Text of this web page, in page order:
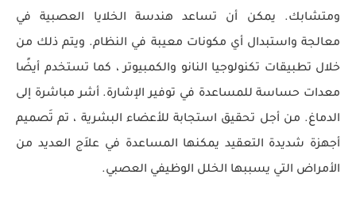
ومتشابك. يمكن أن تساعد هندسة الخلايا العصبية في
معالجة واستبدال أي مكونات معيبة في النظام. ويتم ذلك من
خلال تطبيقات تكنولوجيا النانو والكمبيوتر ، كما تستخدم أيضًا
معدات حساسة للمساعدة في توفير الإشارة. أشر مباشرة إلى
الدماغ. من أجل تحقيق استجابة للأعضاء البشرية ، تم تَصميم
أجهزة شديدة التعقيد يمكنها المساعدة في علاَج العديد من
الأمراض التي يسببها الخلل الوظيفي العصبي.